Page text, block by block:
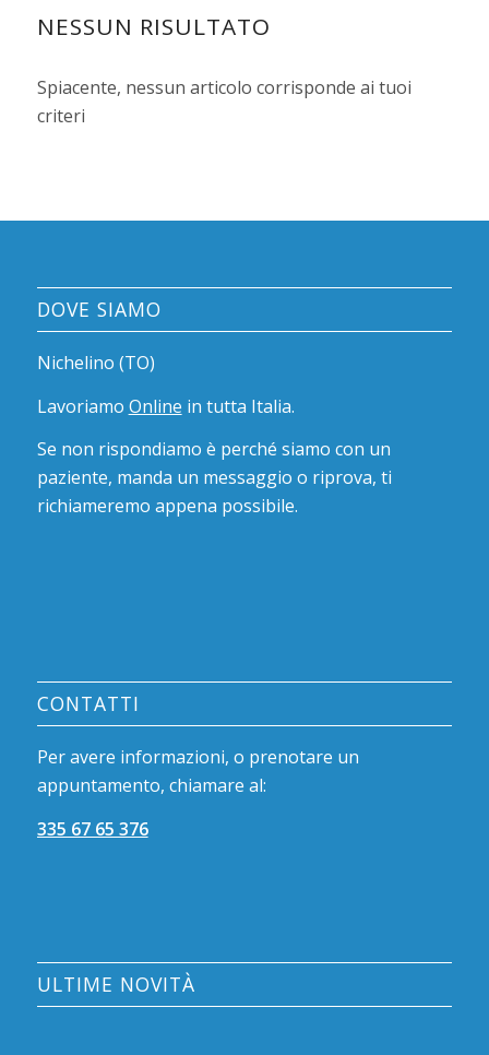
NESSUN RISULTATO
Spiacente, nessun articolo corrisponde ai tuoi
criteri
DOVE SIAMO
Nichelino (TO)
Lavoriamo Online in tutta Italia.
Se non rispondiamo è perché siamo con un
paziente, manda un messaggio o riprova, ti
richiameremo appena possibile.
CONTATTI
Per avere informazioni, o prenotare un
appuntamento, chiamare al:
335 67 65 376
ULTIME NOVITÀ